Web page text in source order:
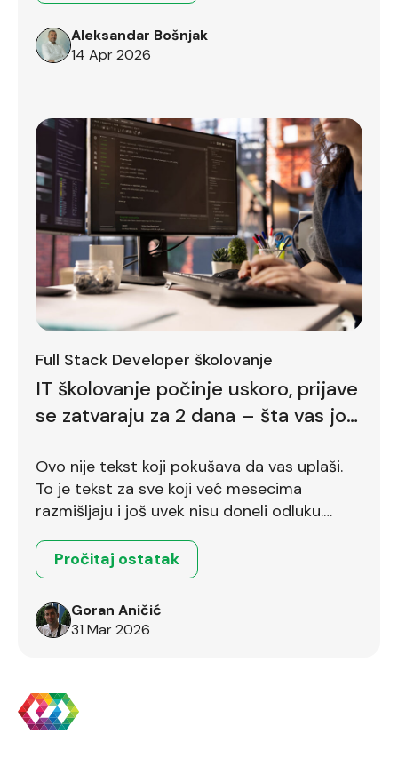
Aleksandar Bošnjak
14 Apr 2026
Full Stack Developer školovanje
IT školovanje počinje uskoro, prijave
se zatvaraju za 2 dana – šta vas još
Ovo nije tekst koji pokušava da vas uplaši.
To je tekst za sve koji već mesecima
razmišljaju i još uvek nisu doneli odluku.
Pročitaj ostatak
Goran Aničić
31 Mar 2026